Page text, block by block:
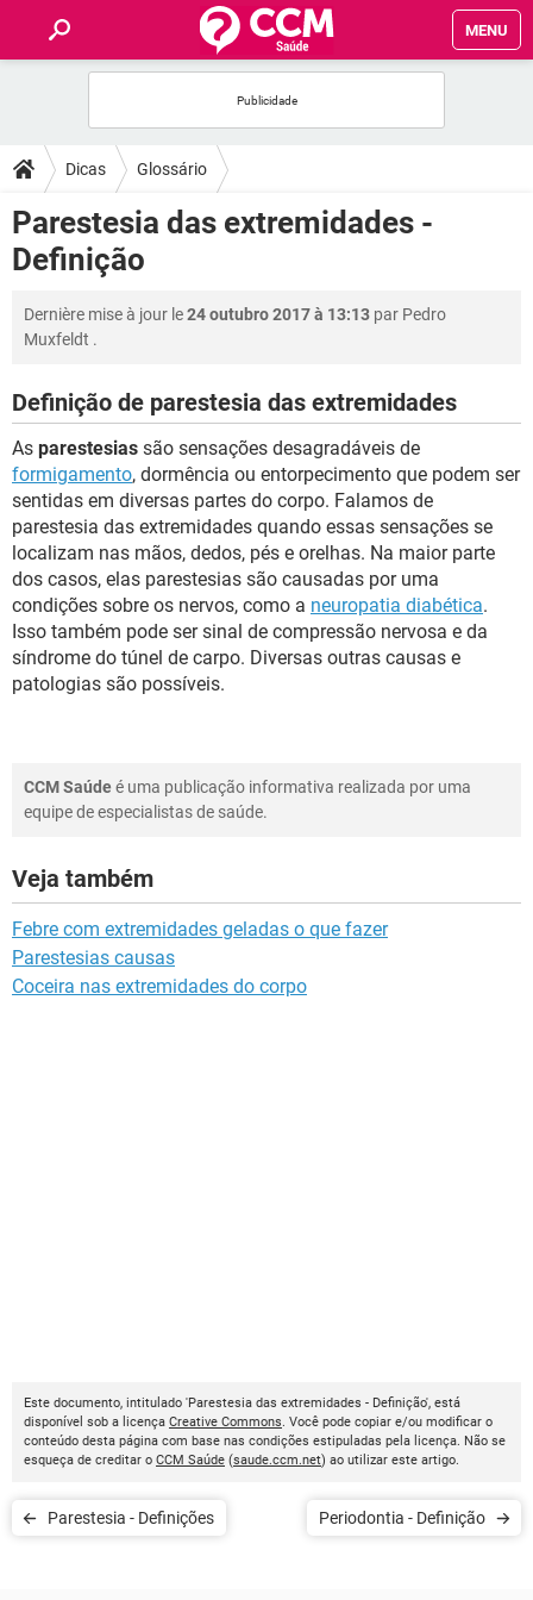
MENU
FORUMS
SAÚDE
FAMÍLIA
NUTRIÇÃO
BEM-ESTAR
SEXUALIDADE
GLOSSÁRIO
Dicas Glossário
Parestesia das extremidades -
Definição
Dernière mise à jour le24 outubro 2017 à 13:13 par Pedro
Muxfeldt .
Definição de parestesia das extremidades
As parestesias são sensações desagradáveis de
formigamento, dormência ou entorpecimento que podem ser
sentidas em diversas partes do corpo. Falamos de
parestesia das extremidades quando essas sensações se
localizam nas mãos, dedos, pés e orelhas. Na maior parte
dos casos, elas parestesias são causadas por uma
condições sobre os nervos, como a neuropatia diabética.
Isso também pode ser sinal de compressão nervosa e da
síndrome do túnel de carpo. Diversas outras causas e
patologias são possíveis.
CCM Saúdeé uma publicação informativa realizada por uma
equipe de especialistas de saúde.
Veja também
Febre com extremidades geladas o que fazer
Parestesias causas
Coceira nas extremidades do corpo
Este documento, intitulado 'Parestesia das extremidades - Definição', está
disponível sob a licença Creative Commons. Você pode copiar e/ou modificar o
conteúdo desta página com base nas condições estipuladas pela licença. Não se
esqueça de creditar o CCM Saúde (saude.ccm.net) ao utilizar este artigo.
Parestesia - Definições Periodontia - Definição